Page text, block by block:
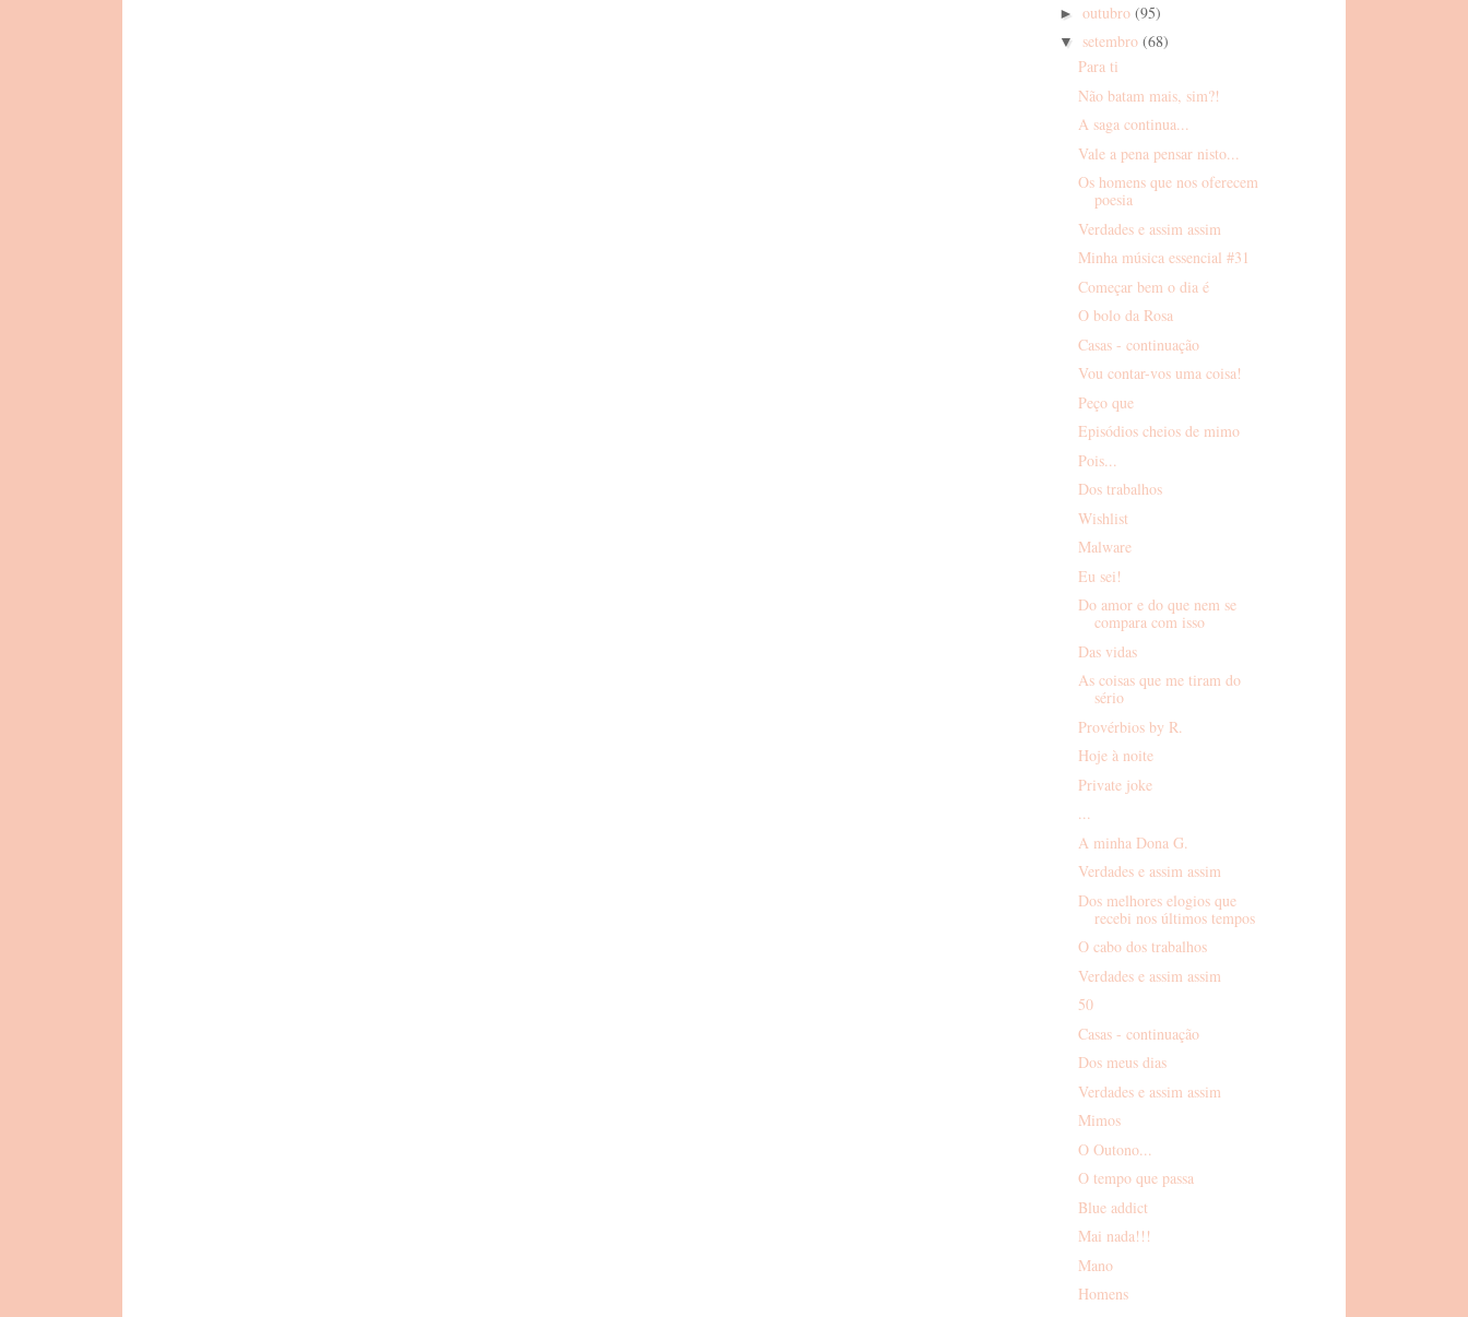
► outubro (95)
▼ setembro (68)
Para ti
Não batam mais, sim?!
A saga continua...
Vale a pena pensar nisto...
Os homens que nos oferecem
poesia
Verdades e assim assim
Minha música essencial #31
Começar bem o dia é
O bolo da Rosa
Casas - continuação
Vou contar-vos uma coisa!
Peço que
Episódios cheios de mimo
Pois...
Dos trabalhos
Wishlist
Malware
Eu sei!
Do amor e do que nem se
compara com isso
Das vidas
As coisas que me tiram do
sério
Provérbios by R.
Hoje à noite
Private joke
...
A minha Dona G.
Verdades e assim assim
Dos melhores elogios que
recebi nos últimos tempos
O cabo dos trabalhos
Verdades e assim assim
50
Casas - continuação
Dos meus dias
Verdades e assim assim
Mimos
O Outono...
O tempo que passa
Blue addict
Mai nada!!!
Mano
Homens